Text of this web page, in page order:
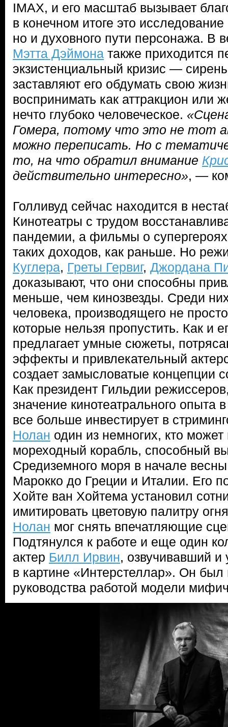
IMAX, и его масштаб вызывает
в конечном итоге это
но и духовного пути персонажа. В
Мэтта Дэймона также приходится
экзистенциальный кризис —
заставляют его обдумать свою
воспринимать как аттракцион или
нечто глубоко человеческое.
Гомера, потому что это не тот
можно переписать. Но с
то, на что обратил внимание
действительно интересно», —
Голливуд сейчас находится в
Кинотеатры с трудом
пандемии, а фильмы о
таких доходов, как раньше. Но
Куглера, Греты Гервиг, Джордана
доказывают, что они способны
меньше, чем кинозвезды. Среди
человека, производящего не
которые нельзя пропустить. Как и
предлагает умные сюжеты,
эффекты и привлекательный
создает замысловатые концепции
Как президент Гильдии
значение кинотеатрального опыта
все больше инвестирует в
Нолан один из немногих, кто
мореходный корабль, способный
Средиземного моря в начале
Марокко до Греции и Италии. Его
Хойте ван Хойтема установил
имитировать цветовую палитру
Нолан мог снять впечатляющие
Подтянулся к работе и еще один
актер Билл Ирвин, озвучивавший
в картине «Интерстеллар». Он был
руководства работой модели